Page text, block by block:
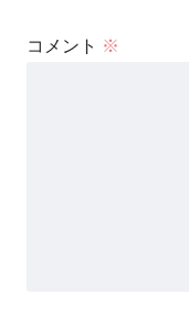
コメント ※